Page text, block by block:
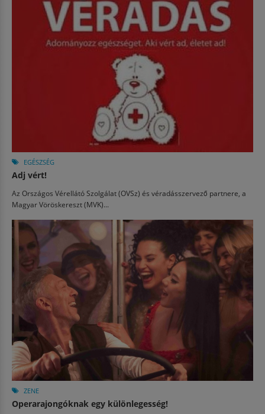
EGÉSZSÉG
Adj vért!
Az Országos Vérellátó Szolgálat (OVSz) és véradásszervező partnere, a
Magyar Vöröskereszt (MVK)...
ZENE
Operarajongóknak egy különlegesség!